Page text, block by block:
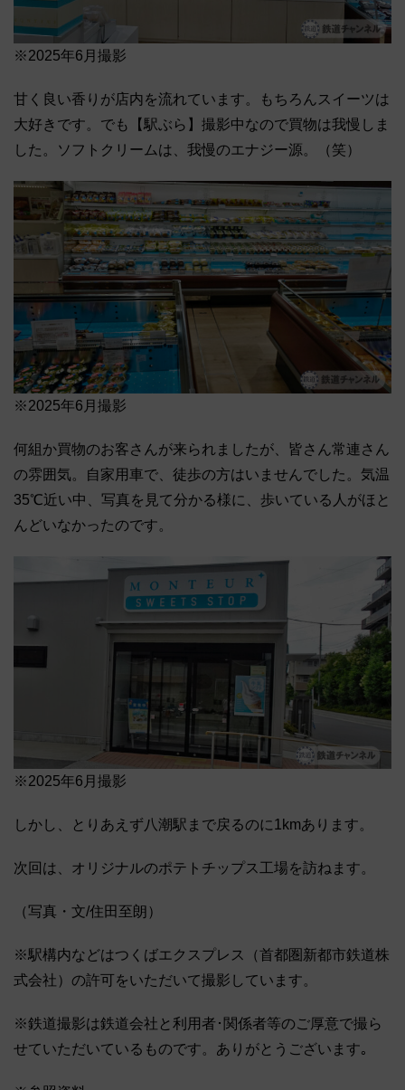
※2025年6月撮影
甘く良い香りが店内を流れています。もちろんスイーツは
大好きです。でも【駅ぶら】撮影中なので買物は我慢しま
した。ソフトクリームは、我慢のエナジー源。（笑）
※2025年6月撮影
何組か買物のお客さんが来られましたが、皆さん常連さん
の雰囲気。自家用車で、徒歩の方はいませんでした。気温
35℃近い中、写真を見て分かる様に、歩いている人がほと
んどいなかったのです。
※2025年6月撮影
しかし、とりあえず八潮駅まで戻るのに1kmあります。
次回は、オリジナルのポテトチップス工場を訪ねます。
（写真・文/住田至朗）
※駅構内などはつくばエクスプレス（首都圏新都市鉄道株
式会社）の許可をいただいて撮影しています。
※鉄道撮影は鉄道会社と利用者･関係者等のご厚意で撮ら
せていただいているものです。ありがとうございます｡